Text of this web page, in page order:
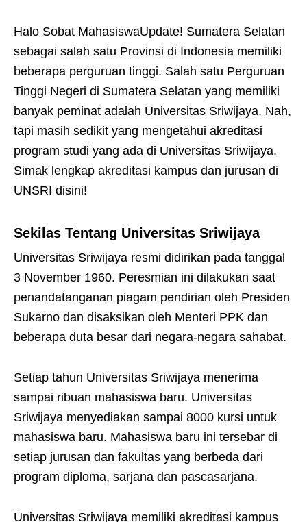
Halo Sobat MahasiswaUpdate! Sumatera Selatan
sebagai salah satu Provinsi di Indonesia memiliki
beberapa perguruan tinggi. Salah satu Perguruan
Tinggi Negeri di Sumatera Selatan yang memiliki
banyak peminat adalah Universitas Sriwijaya. Nah,
tapi masih sedikit yang mengetahui akreditasi
program studi yang ada di Universitas Sriwijaya.
Simak lengkap akreditasi kampus dan jurusan di
UNSRI disini!
Sekilas Tentang Universitas Sriwijaya
Universitas Sriwijaya resmi didirikan pada tanggal
3 November 1960. Peresmian ini dilakukan saat
penandatanganan piagam pendirian oleh Presiden
Sukarno dan disaksikan oleh Menteri PPK dan
beberapa duta besar dari negara-negara sahabat.
Setiap tahun Universitas Sriwijaya menerima
sampai ribuan mahasiswa baru. Universitas
Sriwijaya menyediakan sampai 8000 kursi untuk
mahasiswa baru. Mahasiswa baru ini tersebar di
setiap jurusan dan fakultas yang berbeda dari
program diploma, sarjana dan pascasarjana.
Universitas Sriwijaya memiliki akreditasi kampus